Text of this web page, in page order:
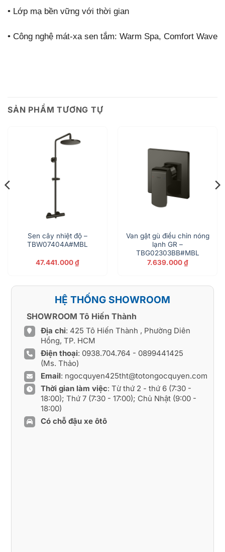
•Lớp mạ bền vững với thời gian
•Công nghệ mát-xa sen tắm: Warm Spa, Comfort Wave
SẢN PHẨM TƯƠNG TỰ
Sen cây nhiệt độ –
TBW07404A#MBL
47.441.000₫
Van gật gù điều chỉn nóng
lạnh GR –
TBG02303BB#MBL
7.639.000₫
HỆ THỐNG SHOWROOM
SHOWROOM Tô Hiến Thành
Địa chỉ: 425 Tô Hiến Thành , Phường Diên
Hồng, TP. HCM
Điện thoại: 0938.704.764 - 0899441425
(Ms. Thảo)
Email: ngocquyen425tht@totongocquyen.com
Thời gian làm việc: Từ thứ 2 - thứ 6 (7:30 -
18:00); Thứ 7 (7:30 - 17:00); Chủ Nhật (9:00 -
18:00)
Có chỗ đậu xe ôtô